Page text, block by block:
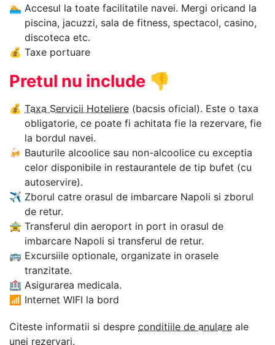
🏊‍ Accesul la toate facilitatile navei. Mergi oricand la
piscina, jacuzzi, sala de fitness, spectacol, casino,
discoteca etc.
💰 Taxe portuare
Pretul nu include 👎
💰 Taxa Servicii Hoteliere (bacsis oficial). Este o taxa
obligatorie, ce poate fi achitata fie la rezervare, fie
la bordul navei.
🍻 Bauturile alcoolice sau non-alcoolice cu exceptia
celor disponibile in restaurantele de tip bufet (cu
autoservire).
✈ Zborul catre orasul de imbarcare Napoli si zborul
de retur.
🚖 Transferul din aeroport in port in orasul de
imbarcare Napoli si transferul de retur.
🚌 Excursiile optionale, organizate in orasele
tranzitate.
🏥 Asigurarea medicala.
📶 Internet WIFI la bord
Citeste informatii si despre conditiile de anulare ale
unei rezervari.